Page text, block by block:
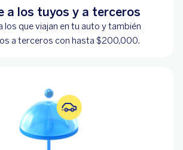
a los tuyos y a terceros
los que viajan en tu auto y también
a terceros con hasta $200,000.